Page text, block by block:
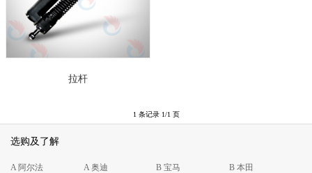
拉杆
1 条记录 1/1 页
选购及了解
A 阿尔法 A 奥迪 B 宝马
B 本田